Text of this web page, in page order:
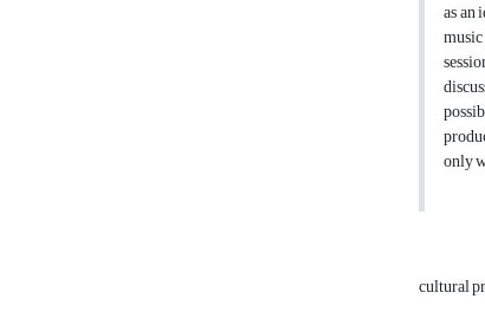
as
only
cultural